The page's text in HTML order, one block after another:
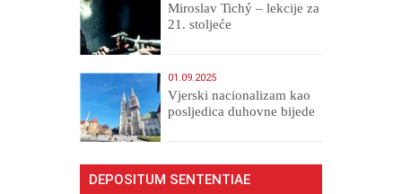
Miroslav Tichý – lekcije za
21. stoljeće
01.09.2025
​Vjerski nacionalizam kao
posljedica duhovne bijede
DEPOSITUM SENTENTIAE